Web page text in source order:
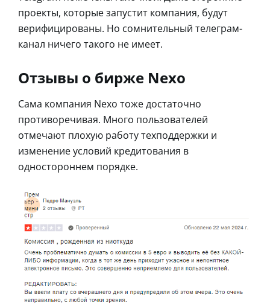
проекты, которые запустит компания, будут
верифицированы. Но сомнительный телеграм-
канал ничего такого не имеет.
Отзывы о бирже Nexo
Сама компания Nexo тоже достаточно
противоречивая. Много пользователей
отмечают плохую работу техподдержки и
изменение условий кредитования в
одностороннем порядке.